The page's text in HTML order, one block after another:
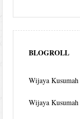
BLOGROLL
Wijaya Kusumah
Wijaya Kusumah